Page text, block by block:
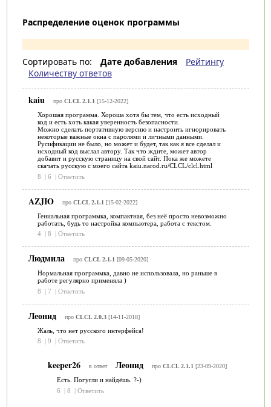
Распределение оценок программы
Сортировать по: Дате добавления
Рейтингу
Количеству ответов
kaiu про CLCL 2.1.1 [15-12-2022]
Хорошая программа. Хороша хотя бы тем, что есть исходный
код и есть хоть какая уверенность безопасности.
Можно сделать портативную версию и настроить игнорировать
некоторые важные окна с паролями и личными данными.
Русификации не было, но может и будет, так как я все сделал и
исходный код выслал автору. Так что ждите, может автор
добавит и русскую страницу на свой сайт. Пока же можете
скачать русскую с моего сайта kaiu.narod.ru/CLCL/clcl.html
8
| 6 | Ответить
AZJIO про CLCL 2.1.1 [15-02-2022]
Гениальная программка, компактная, без неё просто невозможно
работать, будь то настройка компьютера, работа с текстом.
4 | 8 | Ответить
Людмила про CLCL 2.1.1 [09-05-2020]
Нормальная программка, давно не использовала, но раньше в
работе регулярно применяла )
8
| 7 | Ответить
Леонид про CLCL 2.0.3[14-11-2018]
Жаль, что нет русского интерфейса!
8
| 9 | Ответить
keeper26 в ответ Леонид про CLCL 2.1.1 [23-09-2020]
Есть. Погугли и найдёшь. ?-)
6
| 8 | Ответить